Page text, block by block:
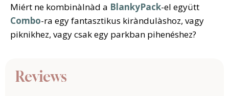
Miért ne kombinàlnàd a BlankyPack-el együtt
Combo-ra egy fantasztikus kiràndulàshoz, vagy
piknikhez, vagy csak egy parkban pihenéshez?
Reviews